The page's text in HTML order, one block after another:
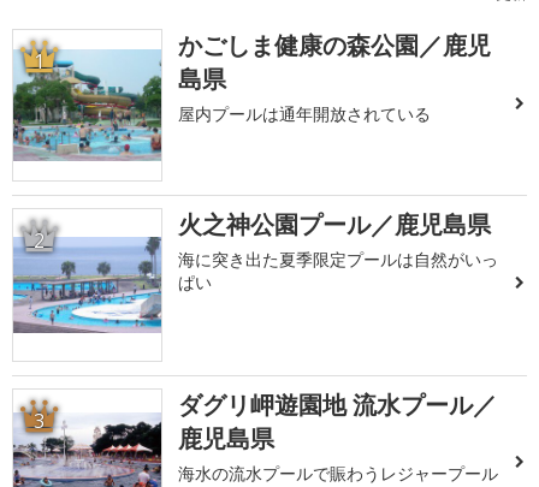
1
かごしま健康の森公園／鹿児
島県
屋内プールは通年開放されている
2 火之神公園プール／鹿児島県
海に突き出た夏季限定プールは自然がいっ
ぱい
3
ダグリ岬遊園地 流水プール／
鹿児島県
海水の流水プールで賑わうレジャープール